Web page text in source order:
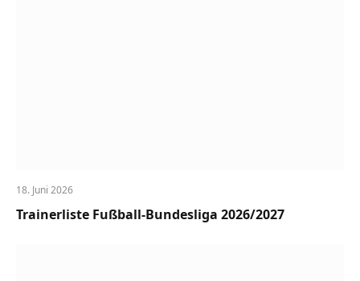
18. Juni 2026
Trainerliste Fußball-Bundesliga 2026/2027